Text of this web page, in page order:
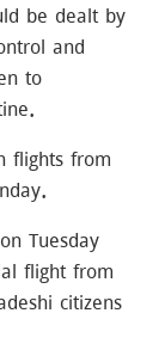
be dealt by
and
to
flights from
Tuesday
flight from
citizens